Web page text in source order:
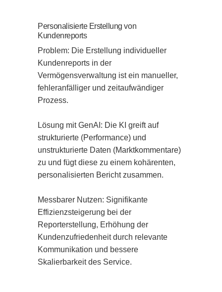
Personalisierte Erstellung von
Kundenreports
Problem: Die Erstellung individueller
Kundenreports in der
Vermögensverwaltung ist ein manueller,
fehleranfälliger und zeitaufwändiger
Prozess.
Lösung mit GenAI: Die KI greift auf
strukturierte (Performance) und
unstrukturierte Daten (Marktkommentare)
zu und fügt diese zu einem kohärenten,
personalisierten Bericht zusammen.
Messbarer Nutzen: Signifikante
Effizienzsteigerung bei der
Reporterstellung, Erhöhung der
Kundenzufriedenheit durch relevante
Kommunikation und bessere
Skalierbarkeit des Service.